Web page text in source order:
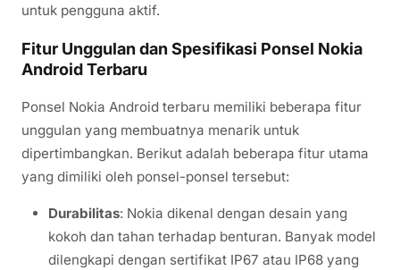
untuk pengguna aktif.
Fitur Unggulan dan Spesifikasi Ponsel Nokia
Android Terbaru
Ponsel Nokia Android terbaru memiliki beberapa fitur
unggulan yang membuatnya menarik untuk
dipertimbangkan. Berikut adalah beberapa fitur utama
yang dimiliki oleh ponsel-ponsel tersebut:
Durabilitas: Nokia dikenal dengan desain yang
kokoh dan tahan terhadap benturan. Banyak model
dilengkapi dengan sertifikat IP67 atau IP68 yang